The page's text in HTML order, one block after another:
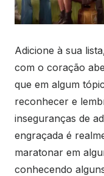
Adicione à sua
com o coração
que em algum
reconhecer e
inseguranças de
engraçada é
maratonar em
conhecendo